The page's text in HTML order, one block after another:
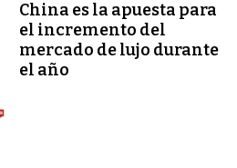
China es la apuesta para
el incremento del
mercado de lujo durante
el año